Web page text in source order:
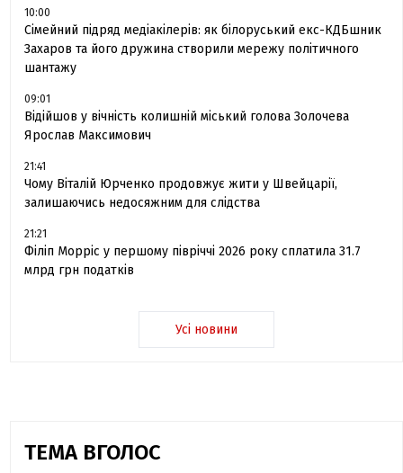
10:00
Сімейний підряд медіакілерів: як білоруський екс-КДБшник
Захаров та його дружина створили мережу політичного
шантажу
09:01
Відійшов у вічність колишній міський голова Золочева
Ярослав Максимович
21:41
Чому Віталій Юрченко продовжує жити у Швейцарії,
залишаючись недосяжним для слідства
21:21
Філіп Морріс у першому півріччі 2026 року сплатила 31.7
млрд грн податків
Усі новини
ТЕМА ВГОЛОС